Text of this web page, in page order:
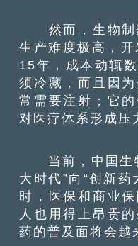
然而，生物制
生产难度极高，
15年，成本动辄
须冷藏，而且因
常需要注射；它
对医疗体系形成压
当前，中国生
大时代”向“创新
时，医保和商业
人也用得上昂贵
药的普及面将会越